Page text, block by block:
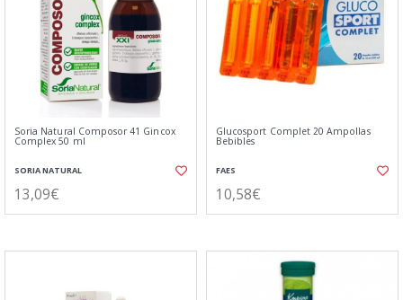
Soria Natural Composor 41 Gincox
Complex 50 ml
SORIA NATURAL
13,09€
Glucosport Complet 20 Ampollas
Bebibles
FAES
10,58€